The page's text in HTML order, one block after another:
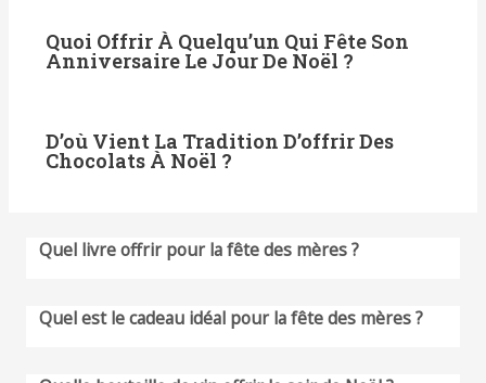
Quoi Offrir À Quelqu’un Qui Fête Son
Anniversaire Le Jour De Noël ?
D’où Vient La Tradition D’offrir Des
Chocolats À Noël ?
Quel livre offrir pour la fête des mères ?
Quel est le cadeau idéal pour la fête des mères ?